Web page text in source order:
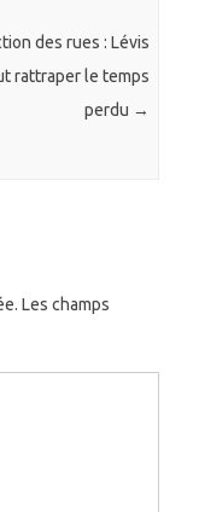
des rues : Lévis
rattraper le temps
perdu →
Les champs